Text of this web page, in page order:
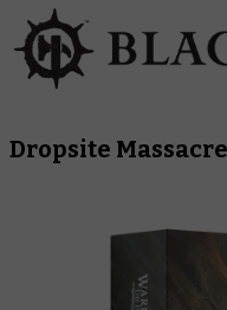
Dropsite Massacre